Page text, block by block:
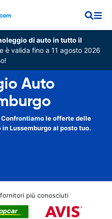
di auto in tutto il
è valida fino a 11 agosto 2026
Auto
le offerte delle
Lussemburgo al posto tuo.
più conosciuti